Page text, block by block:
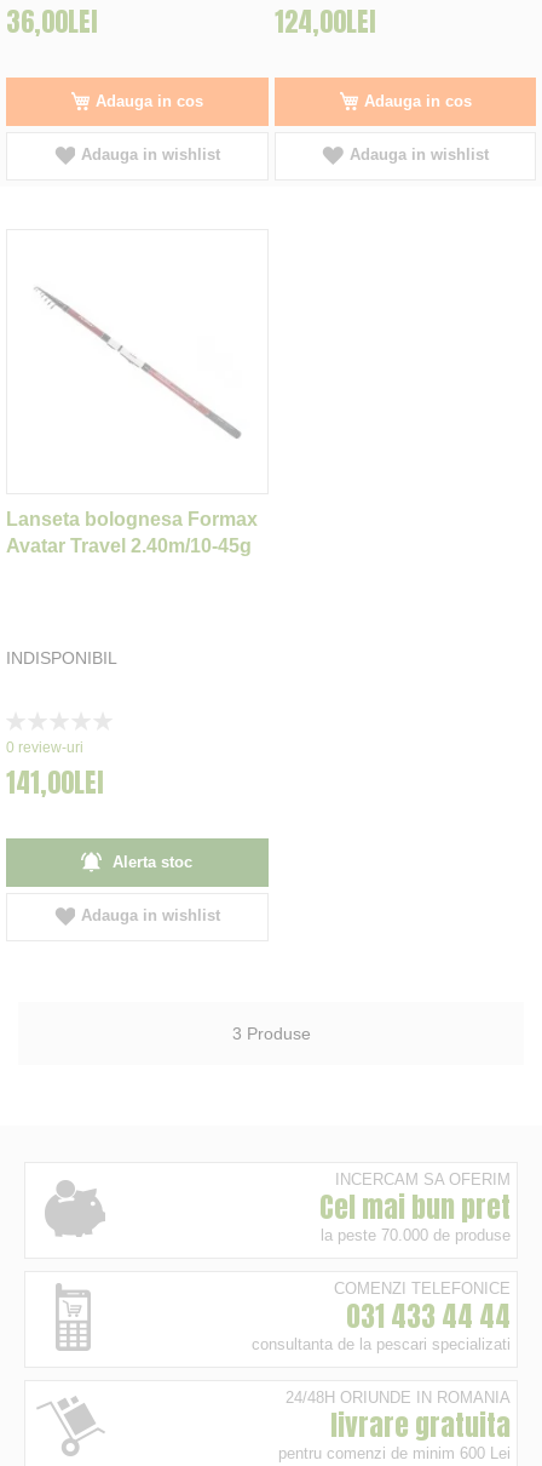
36,00LEI
Adauga in cos
Adauga in wishlist
124,00LEI
Adauga in cos
Adauga in wishlist
Lanseta bolognesa Formax
Avatar Travel 2.40m/10-45g
INDISPONIBIL
0%
0 review-uri
141,00LEI
Alerta stoc
Adauga in wishlist
3 Produse
INCERCAM SA OFERIM
Cel mai bun pret
la peste 70.000 de produse
COMENZI TELEFONICE
031 433 44 44
consultanta de la pescari specializati
24/48H ORIUNDE IN ROMANIA
livrare gratuita
pentru comenzi de minim 600 Lei